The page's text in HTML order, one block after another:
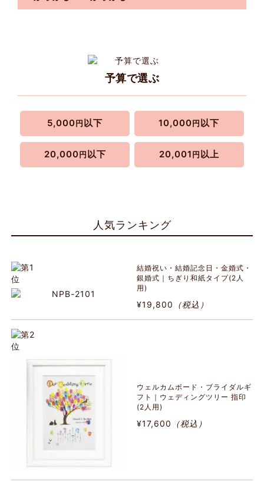
予算で選ぶ
5,000 円 以下 10,000 円 以下
20,000 円 以下 20,001 円 以上
人気ランキング
結婚祝い・結婚記念日・金婚式・
銀婚式｜ちぎり和紙タイプ(2人
用)
¥19,800 （税込）
ウェルカムボード・ブライダルギ
フト｜ウェディングツリー 指印
(2人用)
¥17,600 （税込）